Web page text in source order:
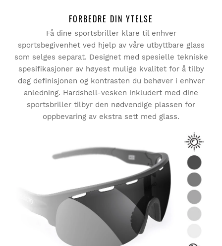
FORBEDRE DIN YTELSE
Få dine sportsbriller klare til enhver
sportsbegivenhet ved hjelp av våre utbyttbare glass
som selges separat. Designet med spesielle tekniske
spesifikasjoner av høyest mulige kvalitet for å tilby
deg definisjonen og kontrasten du behøver i enhver
anledning. Hardshell-vesken inkludert med dine
sportsbriller tilbyr den nødvendige plassen for
oppbevaring av ekstra sett med glass.